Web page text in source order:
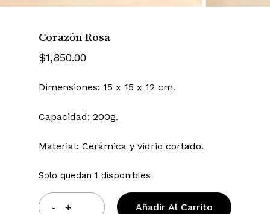
Corazón Rosa
$1,850.00
Dimensiones: 15 x 15 x 12 cm.
Capacidad: 200g.
Material: Cerámica y vidrio cortado.
Solo quedan 1 disponibles
Añadir Al Carrito